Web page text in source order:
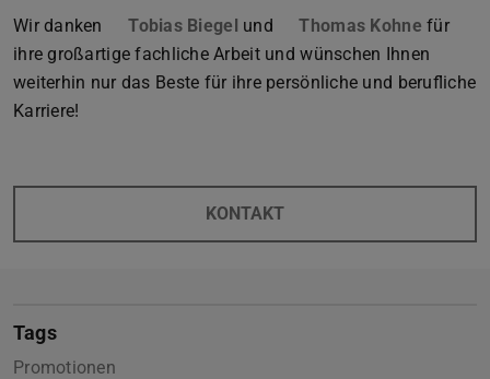
Wir danken Tobias Biegel und Thomas Kohne für
ihre großartige fachliche Arbeit und wünschen Ihnen
weiterhin nur das Beste für ihre persönliche und berufliche
Karriere!
KONTAKT
Tags
Promotionen